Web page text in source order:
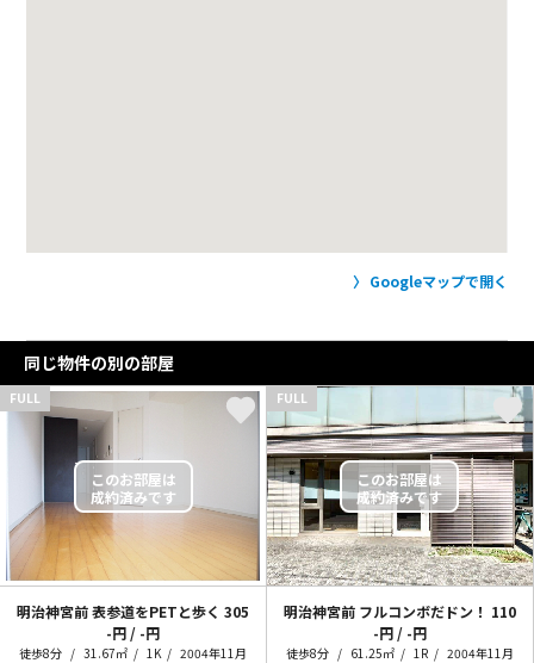
Googleマップで開く
同じ物件の別の部屋
FULL
明治神宮前 表参道をPETと歩く 305
-円 / -円
徒歩8分 31.67㎡ 1K 2004年11月
FULL
明治神宮前 フルコンボだドン！ 110
-円 / -円
徒歩8分 61.25㎡ 1R
2004年11月